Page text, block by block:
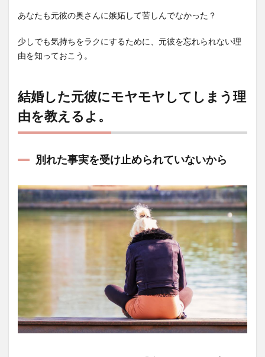
あなたも元彼の奥さんに嫉妬して苦しんでなかった？
少しでも気持ちをラクにするために、元彼を忘れられない理
由を知っておこう。
結婚した元彼にモヤモヤしてしまう理
由を教えるよ。
別れた事実を受け止められていないから